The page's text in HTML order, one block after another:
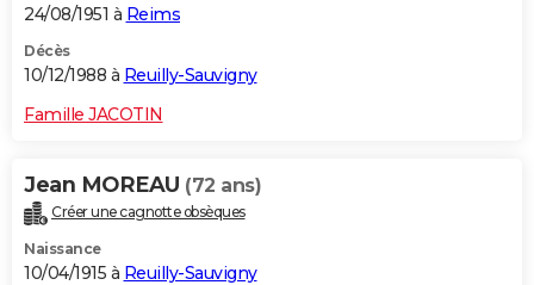
24/08/1951 à Reims
Décès
10/12/1988 à Reuilly-Sauvigny
Famille JACOTIN
Jean MOREAU (72 ans)
Créer une cagnotte obsèques
Naissance
10/04/1915 à Reuilly-Sauvigny